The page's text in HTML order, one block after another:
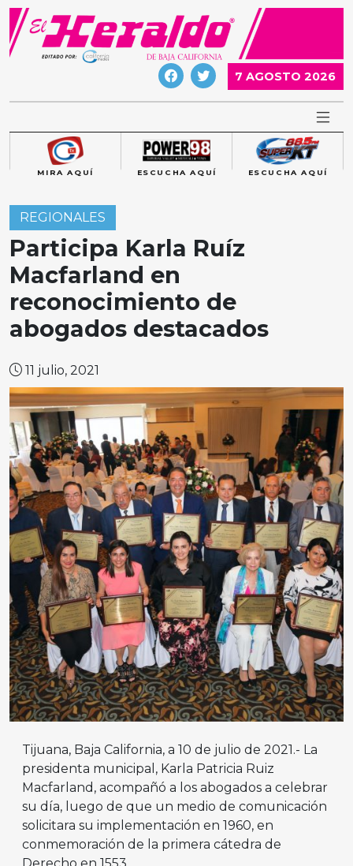
Skip
content
7 AGOSTO 2026
MIRA AQUÍ ESCUCHA AQUÍ ESCUCHA AQUÍ
REGIONALES
Participa Karla Ruíz
Macfarland en
reconocimiento de
abogados destacados
11 julio, 2021
Tijuana, Baja California, a 10 de julio de 2021.- La
presidenta municipal, Karla Patricia Ruiz
Macfarland, acompañó a los abogados a celebrar
su día, luego de que un medio de comunicación
solicitara su implementación en 1960, en
conmemoración de la primera cátedra de